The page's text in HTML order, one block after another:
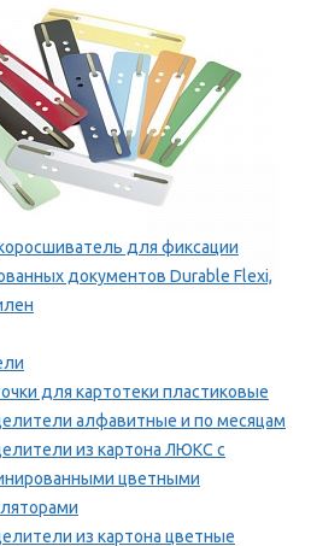
для фиксации
документов Durable Flexi,
для картотеки пластиковые
алфавитные и по месяцам
из картона ЛЮКС с
цветными
из картона цветные